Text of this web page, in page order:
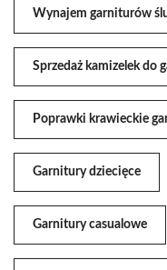
Wynajem garniturów
Sprzedaż kamizelek do
Poprawki krawieckie
Garnitury dziecięce
Garnitury casualowe